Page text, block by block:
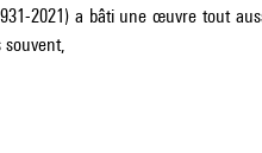
2021) a bâti une œuvre tout